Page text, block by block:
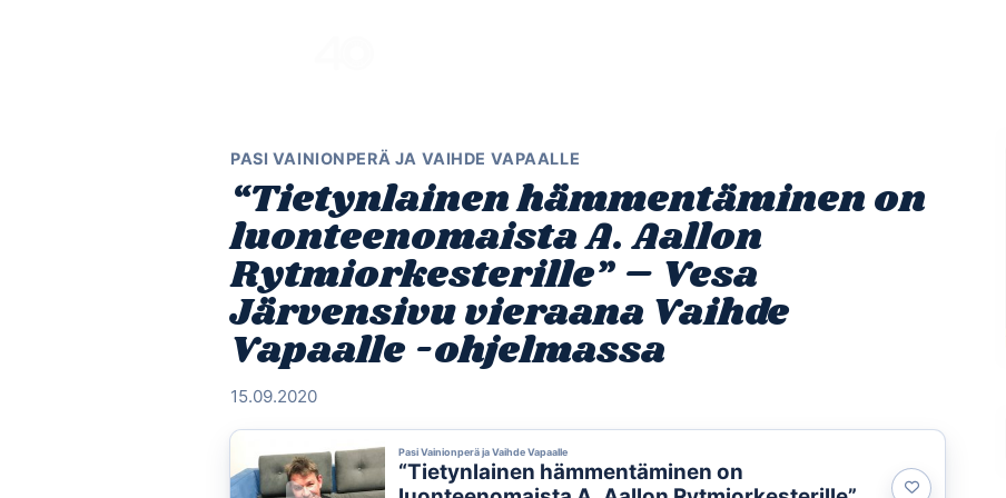
PASI VAINIONPERÄ JA VAIHDE VAPAALLE
“Tietynlainen hämmentäminen on
luonteenomaista A. Aallon
Rytmiorkesterille” – Vesa
Järvensivu vieraana Vaihde
Vapaalle -ohjelmassa
15.09.2020
Pasi Vainionperä ja Vaihde Vapaalle
“Tietynlainen hämmentäminen on